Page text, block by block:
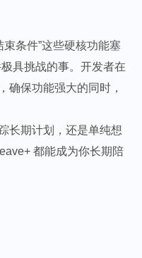
束条件”这些硬核功能塞
具挑战的事。开发者在
确保功能强大的同时，
长期计划，还是单纯想
都能成为你长期陪